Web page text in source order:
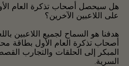
هل سيحصل أصحاب تذكرة العام
على اللاعبين الآخرين؟
هدفنا هو السماح لجميع اللاعبين
أصحاب تذكرة العام الأول بطاقة
المبكر إلى الحلقات والتجارب
السرية.